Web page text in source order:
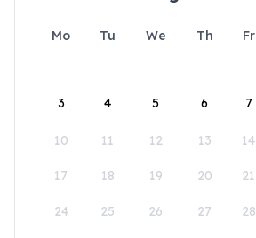
Mo Tu We Th Fr
3 4 5 6 7
10 11 12 13 14
17 18 19 20 21
24 25 26 27 28